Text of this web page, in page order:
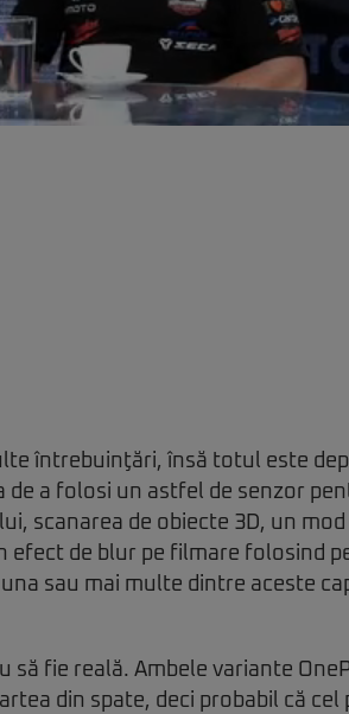
întrebuinţări, însă totul este
a folosi un astfel de senzor
scanarea de obiecte 3D, un
efect de blur pe filmare folosind
sau mai multe dintre aceste
să fie reală. Ambele variante
din spate, deci probabil că cel